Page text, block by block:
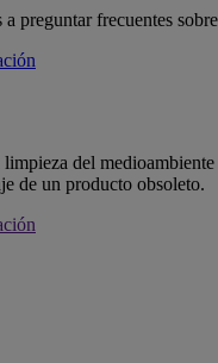
a preguntar frecuentes
del medioambiente
de un producto obsoleto.